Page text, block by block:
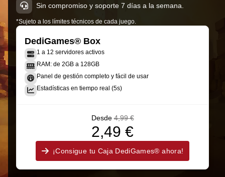
Sin compromiso y soporte 7 días a la semana.
*Sujeto a los límites técnicos de cada juego.
DediGames® Box
1 a 12 servidores activos
RAM: de 2GB a 128GB
Panel de gestión completo y fácil de usar
Estadísticas en tiempo real (5s)
Desde 4,99 €
2,49 €
¡Consigue tu Caja DediGames® ahora!